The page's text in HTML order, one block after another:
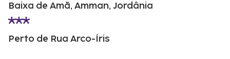
Baixa de Amã, Amman, Jordânia
Perto de Rua Arco-Íris